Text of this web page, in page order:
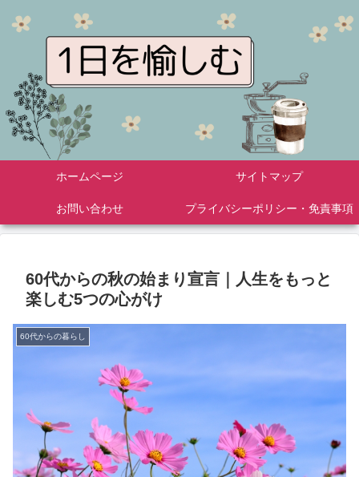
ホームページ サイトマップ
お問い合わせ プライバシーポリシー・免責事項
60代からの秋の始まり宣言｜人生をもっと
楽しむ5つの心がけ
60代からの暮らし